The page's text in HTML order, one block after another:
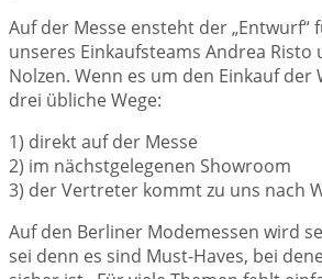
Auf der Messe ensteht der „Entwurf“
unseres Einkaufsteams Andrea Risto
Nolzen. Wenn es um den Einkauf der
drei übliche Wege:
1) direkt auf der Messe
2) im nächstgelegenen Showroom
3) der Vertreter kommt zu uns nach
Auf den Berliner Modemessen wird
sei denn es sind Must-Haves, bei